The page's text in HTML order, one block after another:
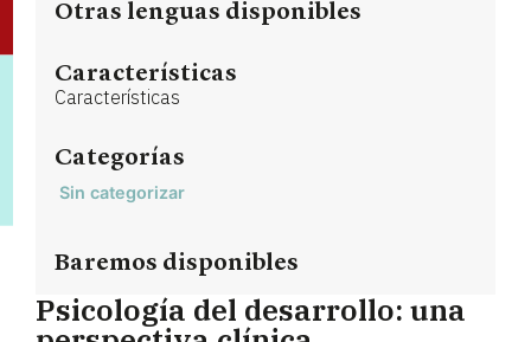
Otras lenguas disponibles
Características
Características
Categorías
Sin categorizar
Baremos disponibles
Psicología del desarrollo: una